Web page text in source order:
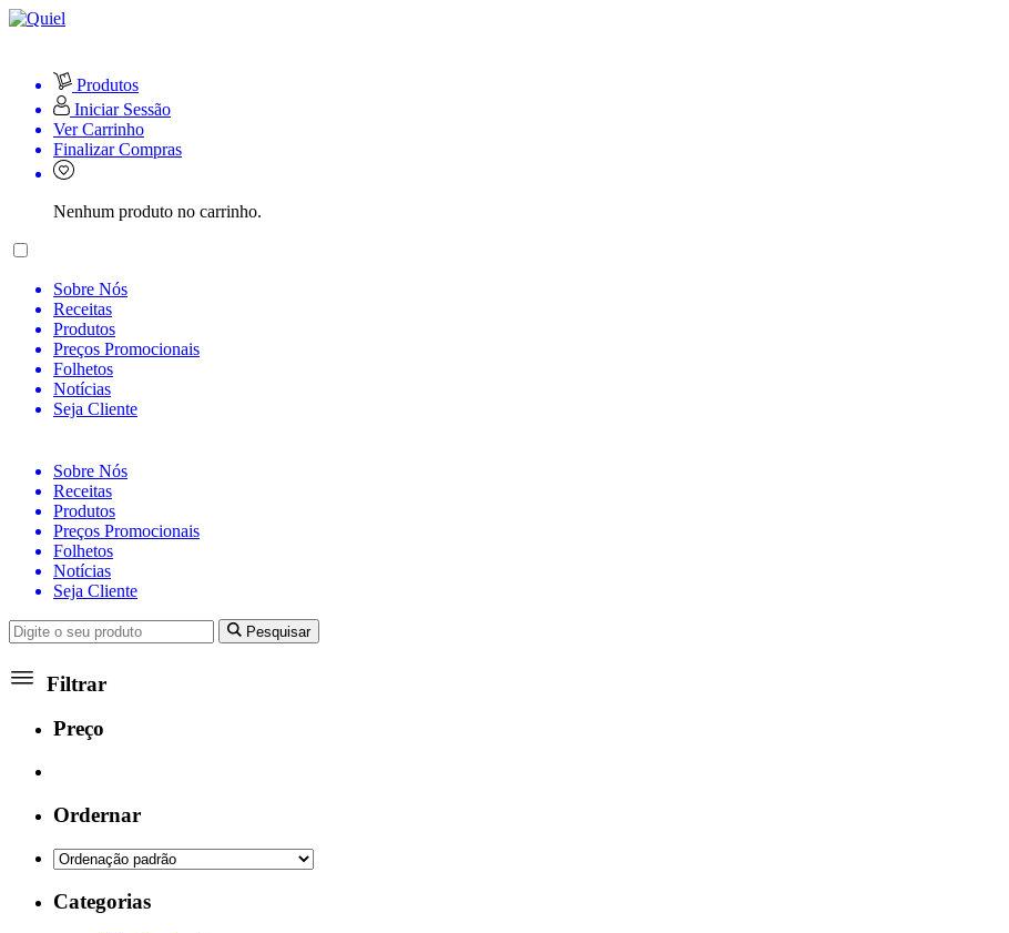
Produtos
Iniciar Sessão
Ver Carrinho
Finalizar Compras
Nenhum produto no carrinho.
Sobre Nós
Receitas
Produtos
Preços Promocionais
Folhetos
Notícias
Seja Cliente
Sobre Nós
Receitas
Produtos
Preços Promocionais
Folhetos
Notícias
Seja Cliente
Pesquisar
Filtrar
Preço
Ordernar
Categorias